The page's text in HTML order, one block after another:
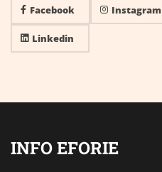
Facebook Instagram
Linkedin
INFO EFORIE